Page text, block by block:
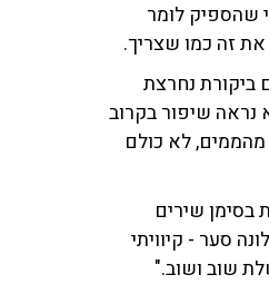
שהספיק לומר
זה כמו שצריך.
ביקורת נחרצת
נראה שיפור בקרוב
לא כולם
בסימן שירים
סער - קיוויתי
שוב ושוב."